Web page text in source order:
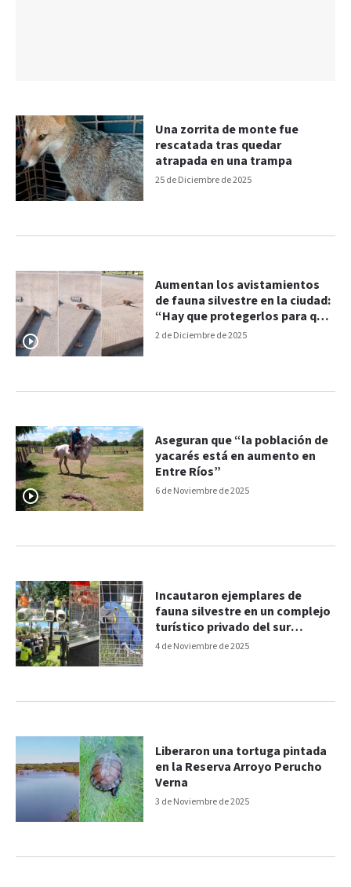
25 de Diciembre de 2025
Una zorrita de monte fue
rescatada tras quedar
atrapada en una trampa
2 de Diciembre de 2025
Aumentan los avistamientos
de fauna silvestre en la ciudad:
“Hay que protegerlos para que
continúen con su rol
6 de Noviembre de 2025
Aseguran que “la población de
yacarés está en aumento en
Entre Ríos”
4 de Noviembre de 2025
Incautaron ejemplares de
fauna silvestre en un complejo
turístico privado del sur
entrerriano
3 de Noviembre de 2025
Liberaron una tortuga pintada
en la Reserva Arroyo Perucho
Verna